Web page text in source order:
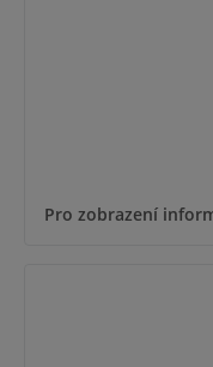
Pro zobrazení